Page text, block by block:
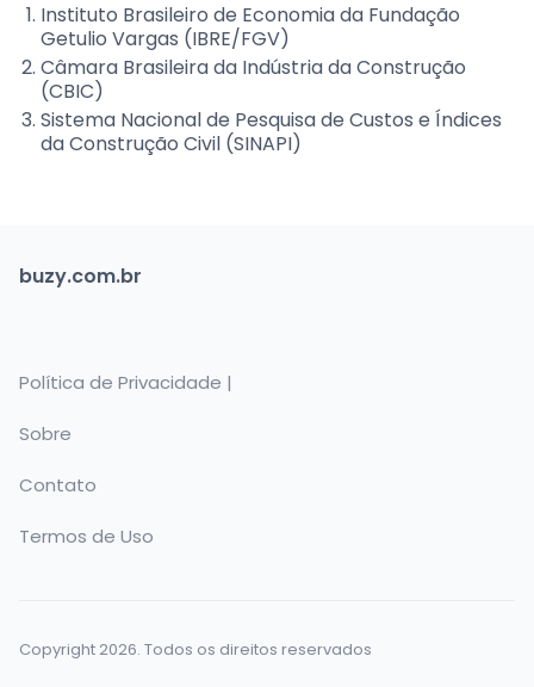
Instituto Brasileiro de Economia da Fundação
Getulio Vargas (IBRE/FGV)
Câmara Brasileira da Indústria da Construção
(CBIC)
Sistema Nacional de Pesquisa de Custos e Índices
da Construção Civil (SINAPI)
buzy.com.br
Política de Privacidade |
Sobre
Contato
Termos de Uso
Copyright 2026. Todos os direitos reservados